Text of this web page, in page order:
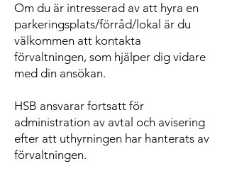
Om du är intresserad av att hyra en
parkeringsplats/förråd/lokal är du
välkommen att kontakta
förvaltningen, som hjälper dig vidare
med din ansökan.
HSB ansvarar fortsatt för
administration av avtal och avisering
efter att uthyrningen har hanterats av
förvaltningen.